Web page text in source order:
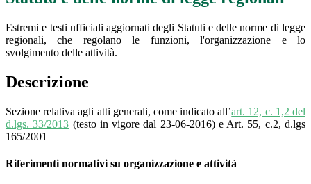
Estremi e testi ufficiali aggiornati degli Statuti e delle norme di legge
regionali, che regolano le funzioni, l'organizzazione e lo
svolgimento delle attività.
Descrizione
Sezione relativa agli atti generali, come indicato all’art. 12, c. 1,2 del
d.lgs. 33/2013 (testo in vigore dal 23-06-2016) e Art. 55, c.2, d.lgs
165/2001
Riferimenti normativi su organizzazione e attività